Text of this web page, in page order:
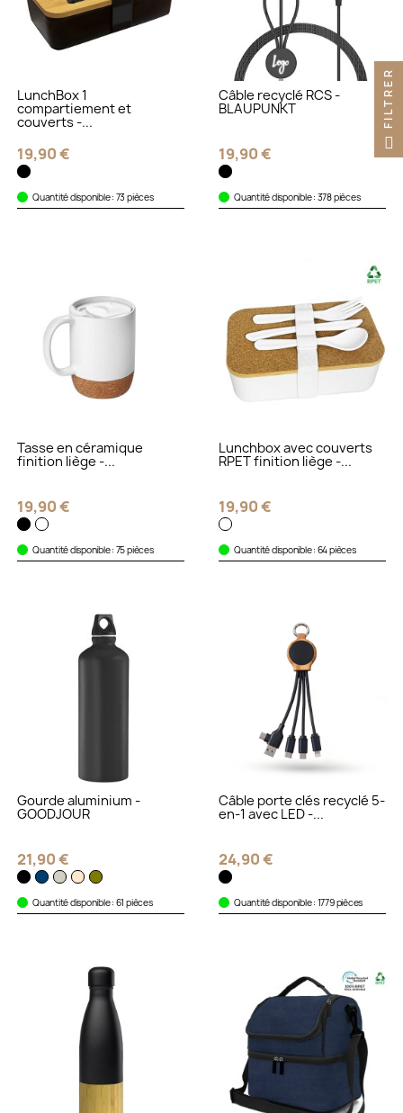
LunchBox 1
compartiement et
couverts -...
19,90 €
Quantité disponible : 73 pièces
Câble recyclé RCS -
BLAUPUNKT
19,90 €
Quantité disponible : 378 pièces
Tasse en céramique
finition liège -...
19,90 €
Quantité disponible : 75 pièces
Lunchbox avec couverts
RPET finition liège -...
19,90 €
Quantité disponible : 64 pièces
Gourde aluminium -
GOODJOUR
21,90 €
Quantité disponible : 61 pièces
Câble porte clés recyclé 5-
en-1 avec LED -...
24,90 €
Quantité disponible : 1779 pièces
FILTRER